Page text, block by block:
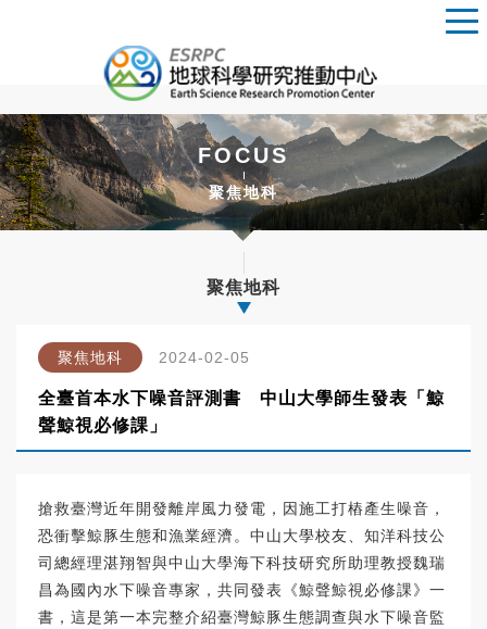
FOCUS
聚焦地科
聚焦地科
聚焦地科 2024-02-05
全臺首本水下噪音評測書 中山大學師生發表「鯨
聲鯨視必修課」
搶救臺灣近年開發離岸風力發電，因施工打樁產生噪音，
恐衝擊鯨豚生態和漁業經濟。中山大學校友、知洋科技公
司總經理湛翔智與中山大學海下科技研究所助理教授魏瑞
昌為國內水下噪音專家，共同發表《鯨聲鯨視必修課》一
書，這是第一本完整介紹臺灣鯨豚生態調查與水下噪音監